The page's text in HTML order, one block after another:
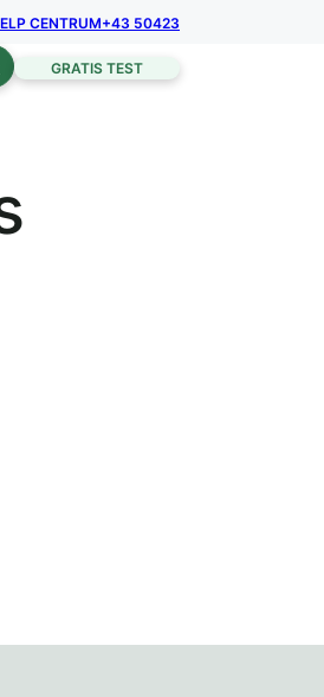
CENTRUM+43 50423
GRATIS TEST